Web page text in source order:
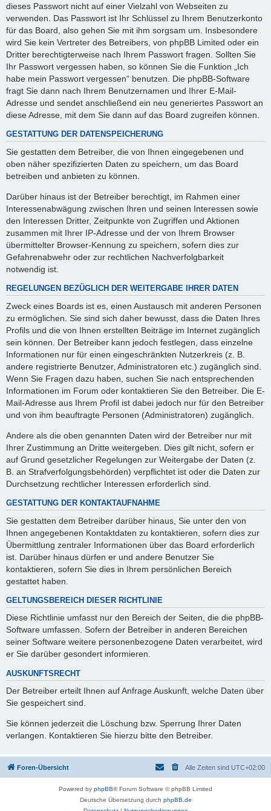
dieses Passwort nicht auf einer Vielzahl von Webseiten zu
verwenden. Das Passwort ist Ihr Schlüssel zu Ihrem Benutzerkonto
für das Board, also gehen Sie mit ihm sorgsam um. Insbesondere
wird Sie kein Vertreter des Betreibers, von phpBB Limited oder ein
Dritter berechtigterweise nach Ihrem Passwort fragen. Sollten Sie
Ihr Passwort vergessen haben, so können Sie die Funktion „Ich
habe mein Passwort vergessen“ benutzen. Die phpBB-Software
fragt Sie dann nach Ihrem Benutzernamen und Ihrer E-Mail-
Adresse und sendet anschließend ein neu generiertes Passwort an
diese Adresse, mit dem Sie dann auf das Board zugreifen können.
GESTATTUNG DER DATENSPEICHERUNG
Sie gestatten dem Betreiber, die von Ihnen eingegebenen und
oben näher spezifizierten Daten zu speichern, um das Board
betreiben und anbieten zu können.
Darüber hinaus ist der Betreiber berechtigt, im Rahmen einer
Interessenabwägung zwischen Ihren und seinen Interessen sowie
den Interessen Dritter, Zeitpunkte von Zugriffen und Aktionen
zusammen mit Ihrer IP-Adresse und der von Ihrem Browser
übermittelter Browser-Kennung zu speichern, sofern dies zur
Gefahrenabwehr oder zur rechtlichen Nachverfolgbarkeit
notwendig ist.
REGELUNGEN BEZÜGLICH DER WEITERGABE IHRER DATEN
Zweck eines Boards ist es, einen Austausch mit anderen Personen
zu ermöglichen. Sie sind sich daher bewusst, dass die Daten Ihres
Profils und die von Ihnen erstellten Beiträge im Internet zugänglich
sein können. Der Betreiber kann jedoch festlegen, dass einzelne
Informationen nur für einen eingeschränkten Nutzerkreis (z. B.
andere registrierte Benutzer, Administratoren etc.) zugänglich sind.
Wenn Sie Fragen dazu haben, suchen Sie nach entsprechenden
Informationen im Forum oder kontaktieren Sie den Betreiber. Die E-
Mail-Adresse aus Ihrem Profil ist dabei jedoch nur für den Betreiber
und von ihm beauftragte Personen (Administratoren) zugänglich.
Andere als die oben genannten Daten wird der Betreiber nur mit
Ihrer Zustimmung an Dritte weitergeben. Dies gilt nicht, sofern er
auf Grund gesetzlicher Regelungen zur Weitergabe der Daten (z.
B. an Strafverfolgungsbehörden) verpflichtet ist oder die Daten zur
Durchsetzung rechtlicher Interessen erforderlich sind.
GESTATTUNG DER KONTAKTAUFNAHME
Sie gestatten dem Betreiber darüber hinaus, Sie unter den von
Ihnen angegebenen Kontaktdaten zu kontaktieren, sofern dies zur
Übermittlung zentraler Informationen über das Board erforderlich
ist. Darüber hinaus dürfen er und andere Benutzer Sie
kontaktieren, sofern Sie dies in Ihrem persönlichen Bereich
gestattet haben.
GELTUNGSBEREICH DIESER RICHTLINIE
Diese Richtlinie umfasst nur den Bereich der Seiten, die die phpBB-
Software umfassen. Sofern der Betreiber in anderen Bereichen
seiner Software weitere personenbezogene Daten verarbeitet, wird
er Sie darüber gesondert informieren.
AUSKUNFTSRECHT
Der Betreiber erteilt Ihnen auf Anfrage Auskunft, welche Daten über
Sie gespeichert sind.
Sie können jederzeit die Löschung bzw. Sperrung Ihrer Daten
verlangen. Kontaktieren Sie hierzu bitte den Betreiber.
Foren-Übersicht Alle Zeiten sind UTC+02:00
Powered by phpBB® Forum Software © phpBB Limited
Deutsche Übersetzung durch phpBB.de